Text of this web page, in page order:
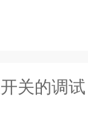
关的调试